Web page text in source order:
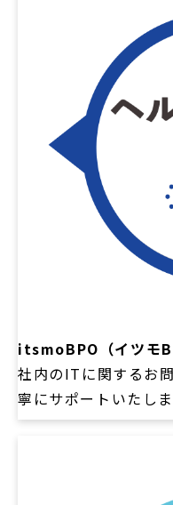
itsmoBPO（イツモ
社内のITに関するお
寧にサポートいたしま